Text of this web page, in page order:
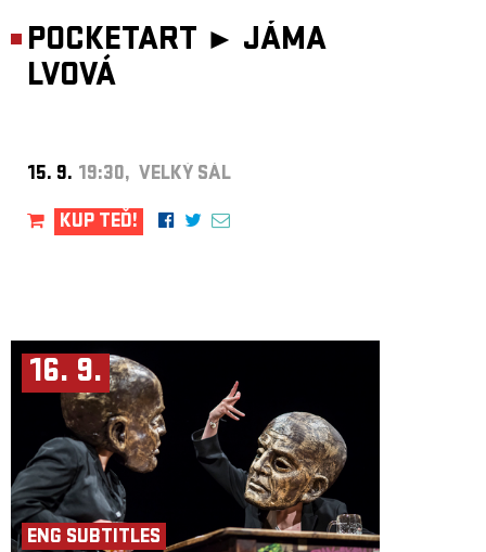
POCKETART ► JÁMA
LVOVÁ
15. 9. 19:30, VELKÝ SÁL
KUP TEĎ!
16. 9.
ENG SUBTITLES